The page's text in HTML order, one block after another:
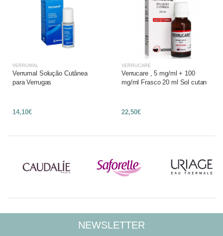
VERRUMAL
Verrumal Solução Cutânea
para Verrugas
14,10€
VERRUCARE
Verrucare , 5 mg/ml + 100
mg/ml Frasco 20 ml Sol cutan
22,50€
NEWSLETTER